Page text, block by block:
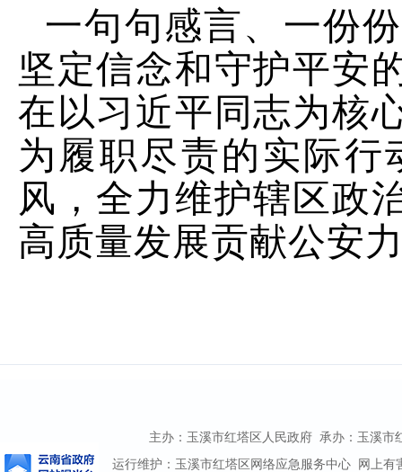
一句句感言、一份
坚定信念和守护平安
在以习近平同志为核
为履职尽责的实际
风，全力维护辖区政
高质量发展贡献公安
主办：玉溪市红塔区人民政府 承办：玉溪市
运行维护：玉溪市红塔区网络应急服务中心 网上有